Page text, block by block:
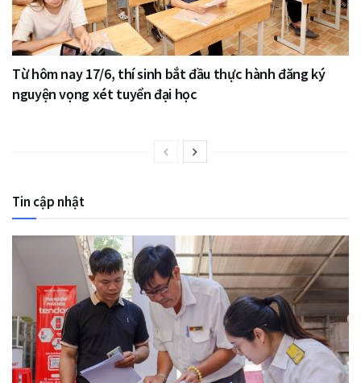
Từ hôm nay 17/6, thí sinh bắt đầu thực hành đăng ký
nguyện vọng xét tuyển đại học
Tin cập nhật